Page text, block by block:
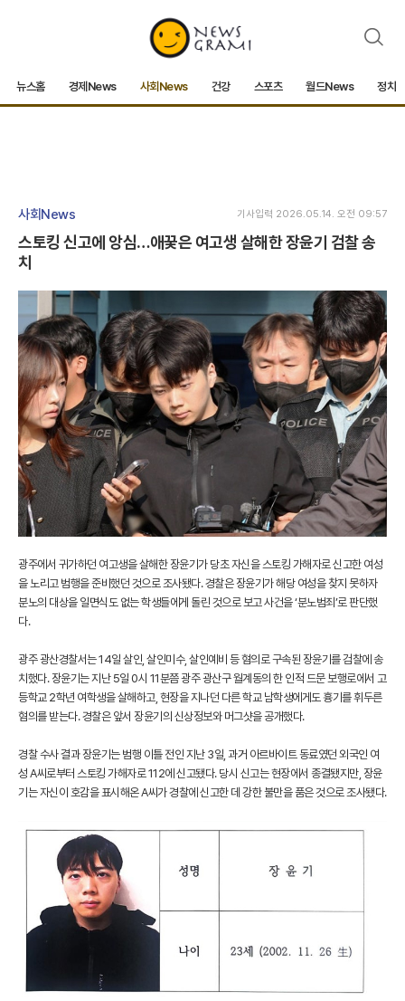
검
뉴스홈 경제News 사회News 건강 스포츠 월드News 정치
사회News
스토킹 신고에 앙심…애꿎은 여고생 살해한 장윤기 검찰 송
치
기사입력 2026.05.14. 오전 09:57
광주에서 귀가하던 여고생을 살해한 장윤기가 당초 자신을 스토킹 가해자로 신고한 여성
을 노리고 범행을 준비했던 것으로 조사됐다. 경찰은 장윤기가 해당 여성을 찾지 못하자
분노의 대상을 일면식도 없는 학생들에게 돌린 것으로 보고 사건을 ‘분노범죄’로 판단했
다.
광주 광산경찰서는 14일 살인, 살인미수, 살인예비 등 혐의로 구속된 장윤기를 검찰에 송
치했다. 장윤기는 지난 5일 0시 11분쯤 광주 광산구 월계동의 한 인적 드문 보행로에서 고
등학교 2학년 여학생을 살해하고, 현장을 지나던 다른 학교 남학생에게도 흉기를 휘두른
혐의를 받는다. 경찰은 앞서 장윤기의 신상정보와 머그샷을 공개했다.
경찰 수사 결과 장윤기는 범행 이틀 전인 지난 3일, 과거 아르바이트 동료였던 외국인 여
성 A씨로부터 스토킹 가해자로 112에 신고됐다. 당시 신고는 현장에서 종결됐지만, 장윤
기는 자신이 호감을 표시해온 A씨가 경찰에 신고한 데 강한 불만을 품은 것으로 조사됐다.